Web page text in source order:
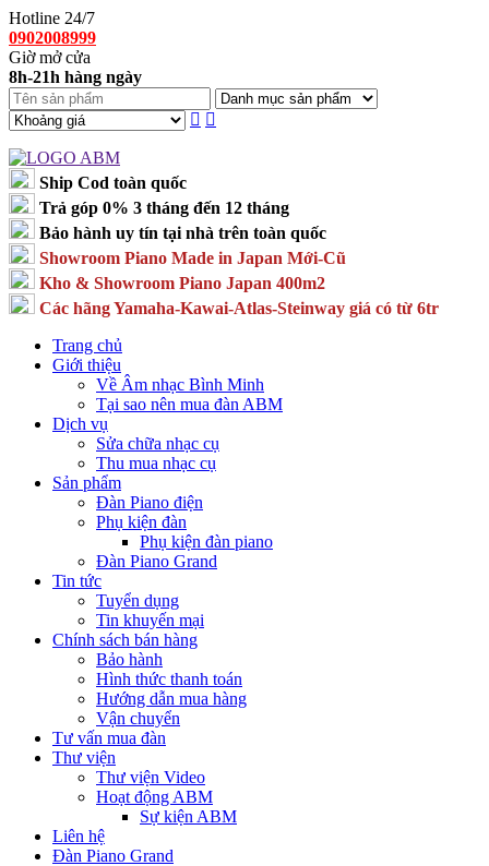
Hotline 24/7
0902008999
Giờ mở cửa
8h-21h hàng ngày
Ship Cod toàn quốc
Trả góp 0% 3 tháng đến 12 tháng
Bảo hành uy tín tại nhà trên toàn quốc
Showroom Piano Made in Japan Mới-Cũ
Kho & Showroom Piano Japan 400m2
Các hãng Yamaha-Kawai-Atlas-Steinway giá có từ 6tr
Trang chủ
Giới thiệu
Về Âm nhạc Bình Minh
Tại sao nên mua đàn ABM
Dịch vụ
Sửa chữa nhạc cụ
Thu mua nhạc cụ
Sản phẩm
Đàn Piano điện
Phụ kiện đàn
Phụ kiện đàn piano
Đàn Piano Grand
Tin tức
Tuyển dụng
Tin khuyến mại
Chính sách bán hàng
Bảo hành
Hình thức thanh toán
Hướng dẫn mua hàng
Vận chuyển
Tư vấn mua đàn
Thư viện
Thư viện Video
Hoạt động ABM
Sự kiện ABM
Liên hệ
Đàn Piano Grand